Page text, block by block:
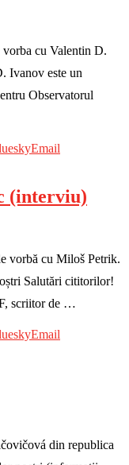
vorba cu Valentin D.
Ivanov este un
Observatorul
Email
(interviu)
vorbă cu Miloš Petrik.
Salutări cititorilor!
scriitor de …
Email
din republica